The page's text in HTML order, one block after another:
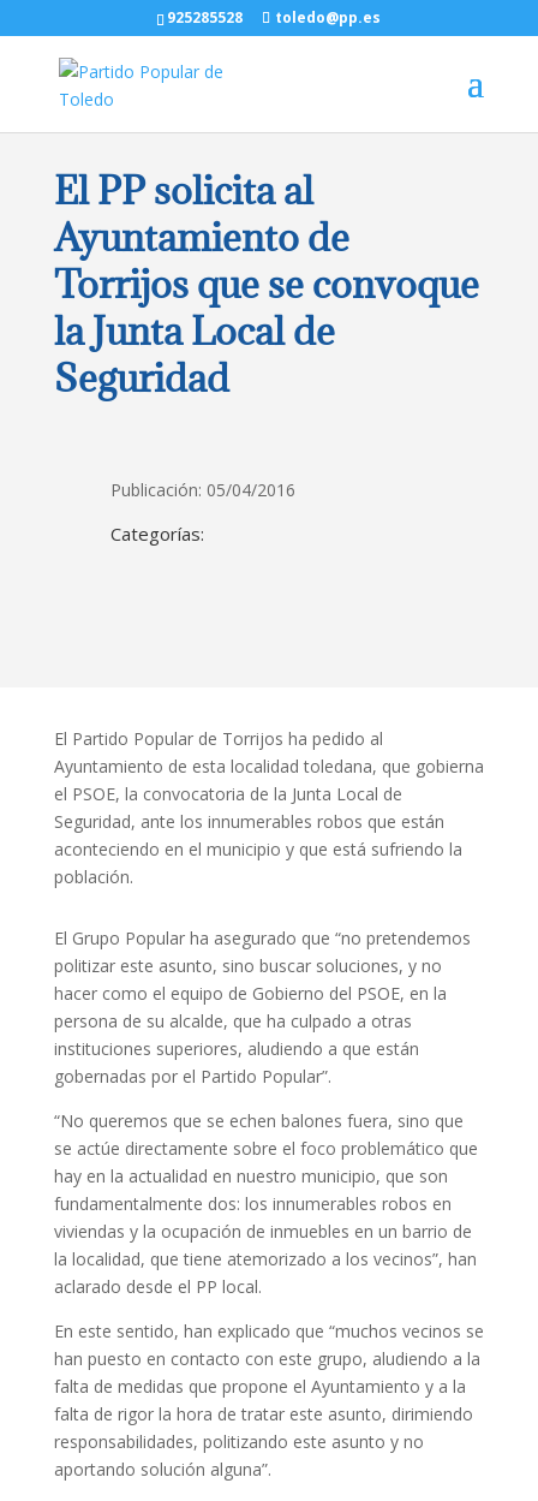
925285528 toledo@pp.es
El PP solicita al
Ayuntamiento de
Torrijos que se convoque
la Junta Local de
Seguridad
Publicación: 05/04/2016
Categorías:
El Partido Popular de Torrijos ha pedido al
Ayuntamiento de esta localidad toledana, que gobierna
el PSOE, la convocatoria de la Junta Local de
Seguridad, ante los innumerables robos que están
aconteciendo en el municipio y que está sufriendo la
población.
El Grupo Popular ha asegurado que “no pretendemos
politizar este asunto, sino buscar soluciones, y no
hacer como el equipo de Gobierno del PSOE, en la
persona de su alcalde, que ha culpado a otras
instituciones superiores, aludiendo a que están
gobernadas por el Partido Popular”.
“No queremos que se echen balones fuera, sino que
se actúe directamente sobre el foco problemático que
hay en la actualidad en nuestro municipio, que son
fundamentalmente dos: los innumerables robos en
viviendas y la ocupación de inmuebles en un barrio de
la localidad, que tiene atemorizado a los vecinos”, han
aclarado desde el PP local.
En este sentido, han explicado que “muchos vecinos se
han puesto en contacto con este grupo, aludiendo a la
falta de medidas que propone el Ayuntamiento y a la
falta de rigor la hora de tratar este asunto, dirimiendo
responsabilidades, politizando este asunto y no
aportando solución alguna”.